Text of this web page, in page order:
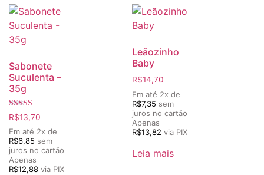
Sabonete
Suculenta –
35g
Avaliação
5.00
de 5
R$13,70
Em até 2x de
R$6,85 sem
juros no cartão
Apenas
R$12,88 via PIX
Leãozinho
Baby
R$14,70
Em até 2x de
R$7,35 sem
juros no cartão
Apenas
R$13,82 via PIX
Leia mais